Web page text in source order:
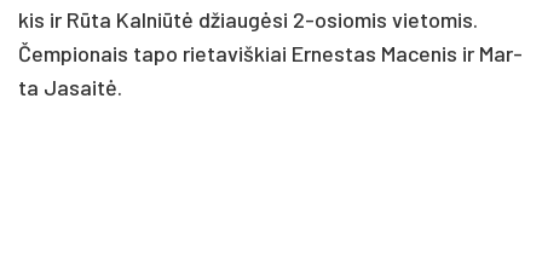
kis ir Rū­ta Kal­niū­tė džiau­gė­si 2-osio­mis vie­to­mis.
Čem­pio­nais ta­po rie­ta­viš­kiai Er­nes­tas Ma­ce­nis ir Mar­
ta Ja­sai­tė.